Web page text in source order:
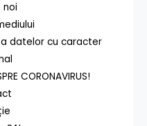
noi
datelor cu caracter
CORONAVIRUS!